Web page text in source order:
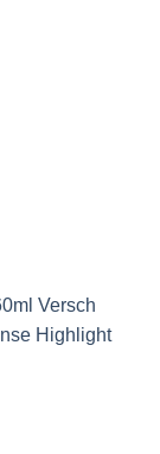
Versch
Highlight